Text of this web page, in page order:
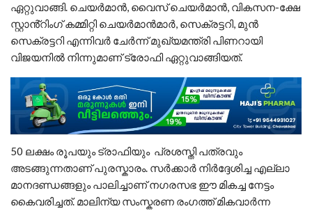
ഏറ്റുവാങ്ങി. ചെയർമാൻ, വൈസ് ചെയർമാൻ, വികസന-ക്ഷേ
സ്റ്റാൻ്റിംഗ് കമ്മിറ്റി ചെയർമാൻമാർ, സെക്രട്ടറി, മുൻ
സെക്രട്ടറി എന്നിവർ ചേർന്ന് മുഖ്യമന്ത്രി പിണറായി
വിജയനിൽ നിന്നുമാണ് ട്രോഫി ഏറ്റുവാങ്ങിയത്.
50 ലക്ഷം രൂപയും ട്രാഫിയും പ്രശസ്തി പത്രവും
അടങ്ങുന്നതാണ് പുരസ്കാരം. സർക്കാർ നിർദ്ദേശിച്ച എല്ലാ
മാനദണ്ഡങ്ങളും പാലിച്ചാണ് നഗരസഭ ഈ മികച്ച നേട്ടം
കൈവരിച്ചത്. മാലിന്യ സംസ്കരണ രംഗത്ത് മികവാർന്ന